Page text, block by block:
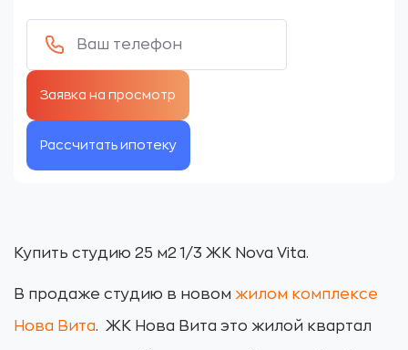
Рассчитать ипотеку
Купить студию 25 м2 1/3 ЖК Nova Vita.
В продаже студию в новом жилом комплексе
Нова Вита. ЖК Нова Вита это жилой квартал